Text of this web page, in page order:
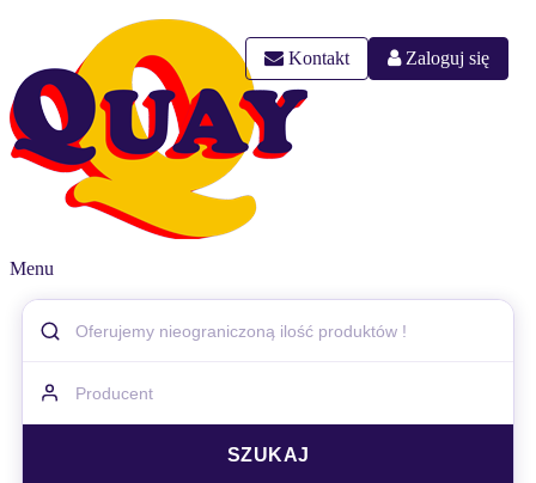
Kontakt Zaloguj się
Menu